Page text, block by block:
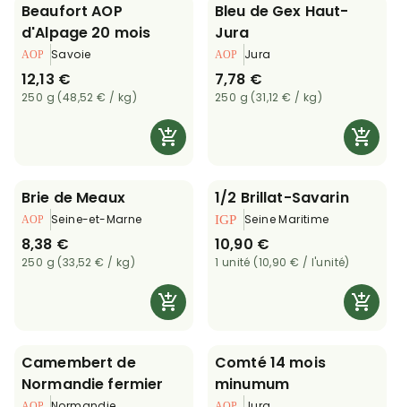
Beaufort AOP
d'Alpage 20 mois
Savoie
12,13 €
250 g (48,52 € / kg)
Bleu de Gex Haut-
Jura
Jura
7,78 €
250 g (31,12 € / kg)
Brie de Meaux
Seine-et-Marne
8,38 €
250 g (33,52 € / kg)
1/2 Brillat-Savarin
Seine Maritime
10,90 €
1 unité (10,90 € / l'unité)
Camembert de
Normandie fermier
Comté 14 mois
minumum